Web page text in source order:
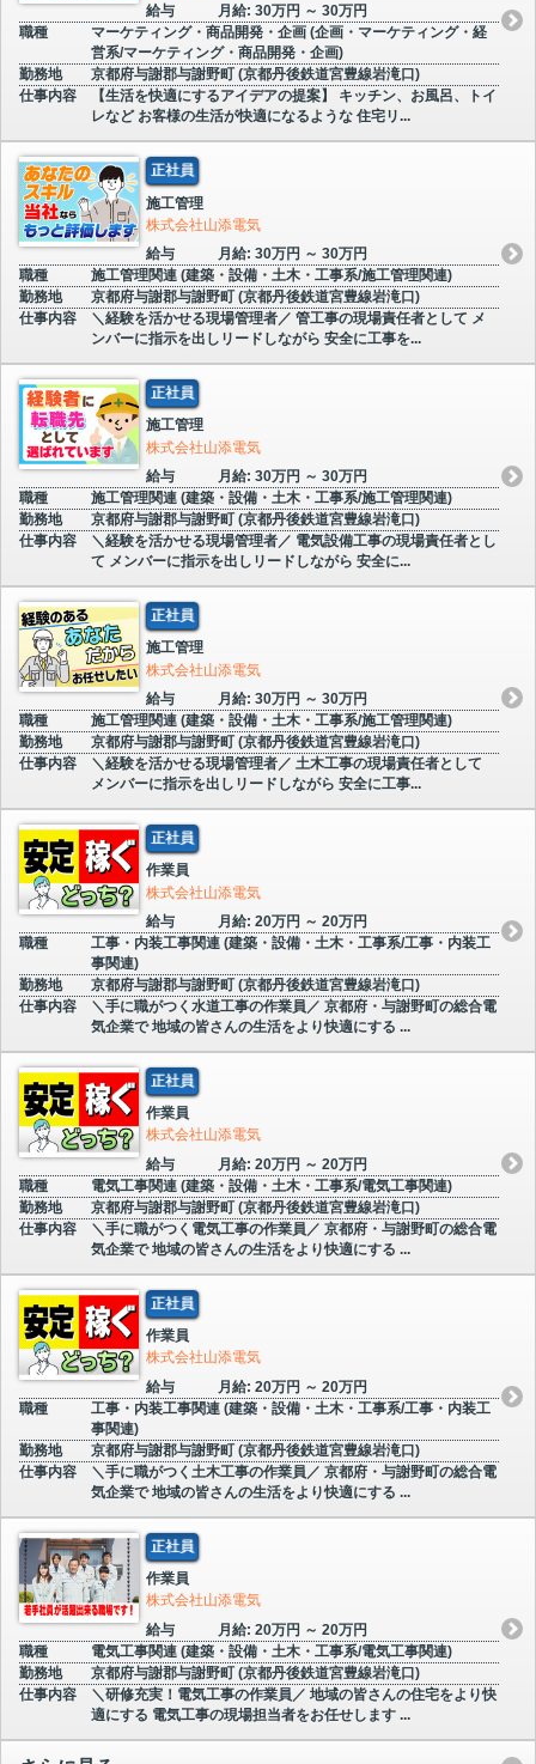
給与
月給: 30万円 ～ 30万円
職種
マーケティング・商品開発・企画 (企画・マーケティング・経
営系/マーケティング・商品開発・企画)
勤務地
京都府与謝郡与謝野町 (京都丹後鉄道宮豊線岩滝口)
仕事内容
【生活を快適にするアイデアの提案】 キッチン、お風呂、トイ
レなど お客様の生活が快適になるような 住宅リ...
正社員
施工管理
株式会社山添電気
給与
月給: 30万円 ～ 30万円
職種
施工管理関連 (建築・設備・土木・工事系/施工管理関連)
勤務地
京都府与謝郡与謝野町 (京都丹後鉄道宮豊線岩滝口)
仕事内容
＼経験を活かせる現場管理者／ 管工事の現場責任者として メ
ンバーに指示を出しリードしながら 安全に工事を...
正社員
施工管理
株式会社山添電気
給与
月給: 30万円 ～ 30万円
職種
施工管理関連 (建築・設備・土木・工事系/施工管理関連)
勤務地
京都府与謝郡与謝野町 (京都丹後鉄道宮豊線岩滝口)
仕事内容
＼経験を活かせる現場管理者／ 電気設備工事の現場責任者とし
て メンバーに指示を出しリードしながら 安全に...
正社員
施工管理
株式会社山添電気
給与
月給: 30万円 ～ 30万円
職種
施工管理関連 (建築・設備・土木・工事系/施工管理関連)
勤務地
京都府与謝郡与謝野町 (京都丹後鉄道宮豊線岩滝口)
仕事内容
＼経験を活かせる現場管理者／ 土木工事の現場責任者として
メンバーに指示を出しリードしながら 安全に工事...
正社員
作業員
株式会社山添電気
給与
月給: 20万円 ～ 20万円
職種
工事・内装工事関連 (建築・設備・土木・工事系/工事・内装工
事関連)
勤務地
京都府与謝郡与謝野町 (京都丹後鉄道宮豊線岩滝口)
仕事内容
＼手に職がつく水道工事の作業員／ 京都府・与謝野町の総合電
気企業で 地域の皆さんの生活をより快適にする ...
正社員
作業員
株式会社山添電気
給与
月給: 20万円 ～ 20万円
職種
電気工事関連 (建築・設備・土木・工事系/電気工事関連)
勤務地
京都府与謝郡与謝野町 (京都丹後鉄道宮豊線岩滝口)
仕事内容
＼手に職がつく電気工事の作業員／ 京都府・与謝野町の総合電
気企業で 地域の皆さんの生活をより快適にする ...
正社員
作業員
株式会社山添電気
給与
月給: 20万円 ～ 20万円
職種
工事・内装工事関連 (建築・設備・土木・工事系/工事・内装工
事関連)
勤務地
京都府与謝郡与謝野町 (京都丹後鉄道宮豊線岩滝口)
仕事内容
＼手に職がつく土木工事の作業員／ 京都府・与謝野町の総合電
気企業で 地域の皆さんの生活をより快適にする ...
正社員
作業員
株式会社山添電気
給与
月給: 20万円 ～ 20万円
職種
電気工事関連 (建築・設備・土木・工事系/電気工事関連)
勤務地
京都府与謝郡与謝野町 (京都丹後鉄道宮豊線岩滝口)
仕事内容
＼研修充実！電気工事の作業員／ 地域の皆さんの住宅をより快
適にする 電気工事の現場担当者をお任せします ...